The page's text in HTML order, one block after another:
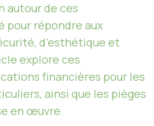
autour de ces
pour répondre aux
d’esthétique et
explore ces
financières pour les
ainsi que les pièges
en œuvre.